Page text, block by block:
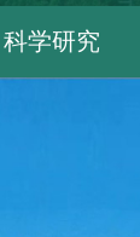
科学研究